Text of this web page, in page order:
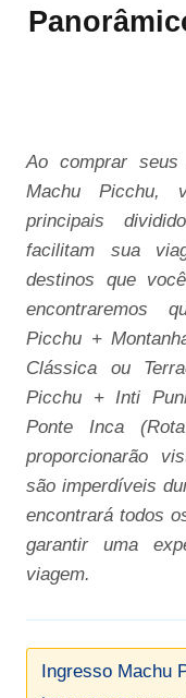
Ao comprar
Machu Picchu,
principais
facilitam sua
destinos que
encontraremos
Picchu +
Clássica ou
Picchu + Inti
Ponte Inca
proporcionarão
são imperdíveis
encontrará todos
garantir uma
viagem.
Ingresso Machu